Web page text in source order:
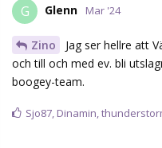
G Glenn Mar '24
Zino
Jag ser hellre att
och till och med ev. bli
boogey-team.
Sjo87, Dinamin,